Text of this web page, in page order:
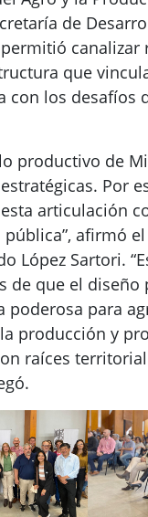
de
canalizar
que
con los desafíos
productivo de
Por
articulación
afirmó
López Sartori.
de que el diseño
poderosa para
producción y
raíces